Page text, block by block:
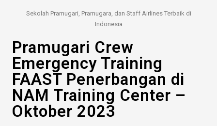
Sekolah Pramugari, Pramugara, dan Staff Airlines Terbaik di
Indonesia
Pramugari Crew
Emergency Training
FAAST Penerbangan di
NAM Training Center –
Oktober 2023